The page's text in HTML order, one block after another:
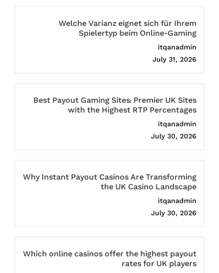
Welche Varianz eignet sich für Ihrem
Spielertyp beim Online-Gaming
itqanadmin
July 31, 2026
Best Payout Gaming Sites: Premier UK Sites
with the Highest RTP Percentages
itqanadmin
July 30, 2026
Why Instant Payout Casinos Are Transforming
the UK Casino Landscape
itqanadmin
July 30, 2026
Which online casinos offer the highest payout
rates for UK players